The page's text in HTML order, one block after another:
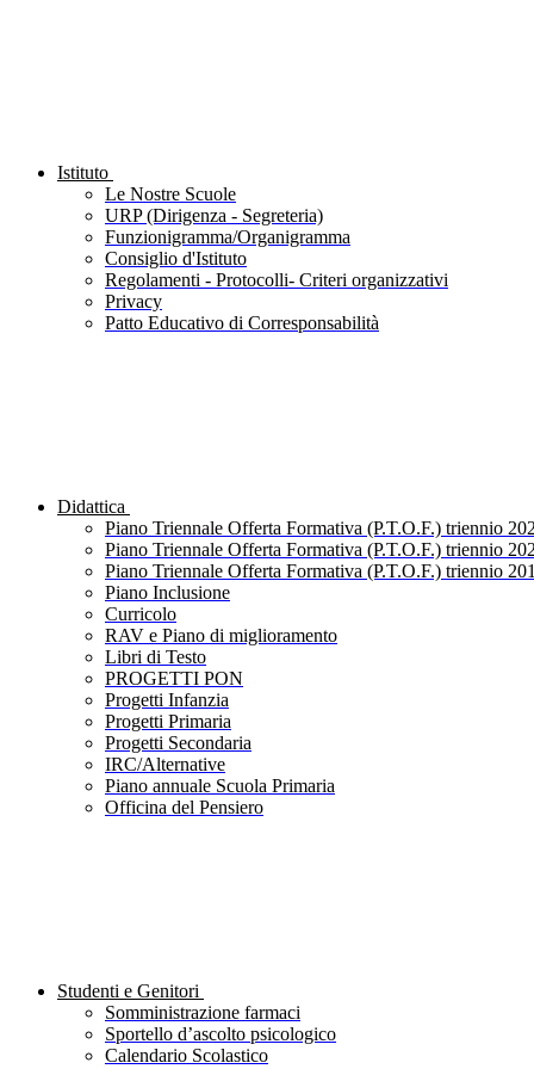
Istituto
Le Nostre Scuole
URP (Dirigenza - Segreteria)
Funzionigramma/Organigramma
Consiglio d'Istituto
Regolamenti - Protocolli- Criteri organizzativi
Privacy
Patto Educativo di Corresponsabilità
Didattica
Piano Triennale Offerta Formativa (P.T.O.F.) triennio
Piano Triennale Offerta Formativa (P.T.O.F.) triennio
Piano Triennale Offerta Formativa (P.T.O.F.) triennio
Piano Inclusione
Curricolo
RAV e Piano di miglioramento
Libri di Testo
PROGETTI PON
Progetti Infanzia
Progetti Primaria
Progetti Secondaria
IRC/Alternative
Piano annuale Scuola Primaria
Officina del Pensiero
Studenti e Genitori
Somministrazione farmaci
Sportello d’ascolto psicologico
Calendario Scolastico